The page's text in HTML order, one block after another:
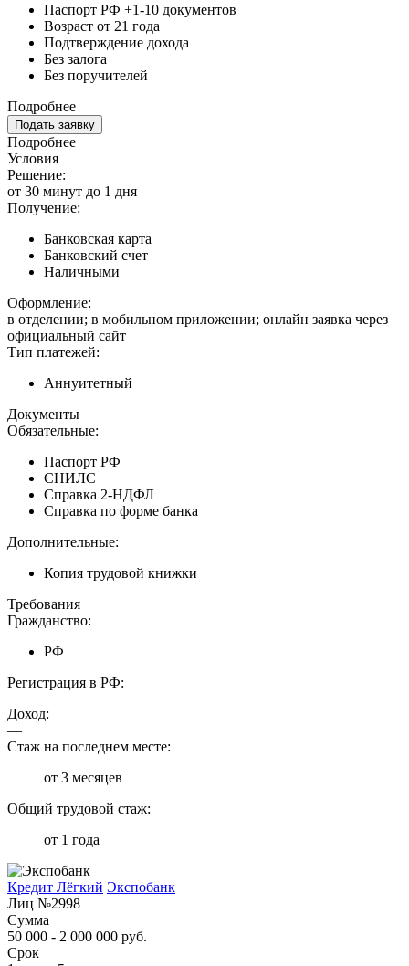
Паспорт РФ +1-10 документов
Возраст от 21 года
Подтверждение дохода
Без залога
Без поручителей
Подробнее
Подать заявку
Подробнее
Условия
Решение:
от 30 минут до 1 дня
Получение:
Банковская карта
Банковский счет
Наличными
Оформление:
в отделении; в мобильном приложении; онлайн заявка через
официальный сайт
Тип платежей:
Аннуитетный
Документы
Обязательные:
Паспорт РФ
СНИЛС
Справка 2-НДФЛ
Справка по форме банка
Дополнительные:
Копия трудовой книжки
Требования
Гражданство:
РФ
Регистрация в РФ:
Доход:
—
Стаж на последнем месте:
от 3 месяцев
Общий трудовой стаж:
от 1 года
Кредит Лёгкий Экспобанк
Лиц №2998
Сумма
50 000 - 2 000 000 руб.
Срок